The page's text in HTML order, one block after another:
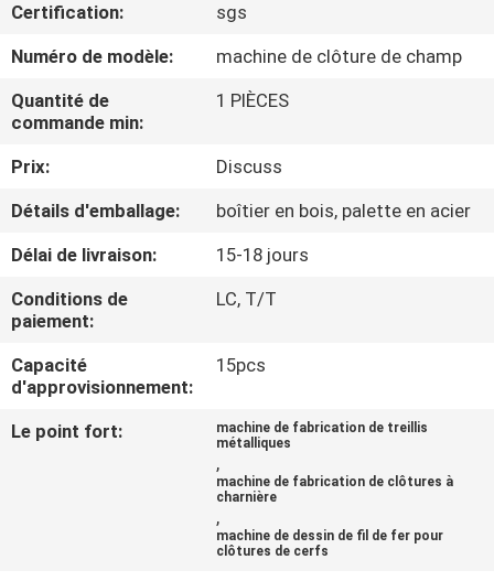
D'USINE
CONTRÔLE
DE
QUALITÉ
CONTACTEZ-
NOUS
DEMANDEZ
UNE
CITATION
Certification:
sgs
Numéro de modèle:
machine de clôture de champ
Quantité de
commande min:
1 PIÈCES
Prix:
Discuss
Détails d'emballage:
boîtier en bois, palette en acier
Délai de livraison:
15-18 jours
Conditions de
paiement:
LC, T/T
Capacité
d'approvisionnement:
15pcs
Le point fort:
machine de fabrication de treillis
métalliques
,
machine de fabrication de clôtures à
charnière
,
machine de dessin de fil de fer pour
clôtures de cerfs